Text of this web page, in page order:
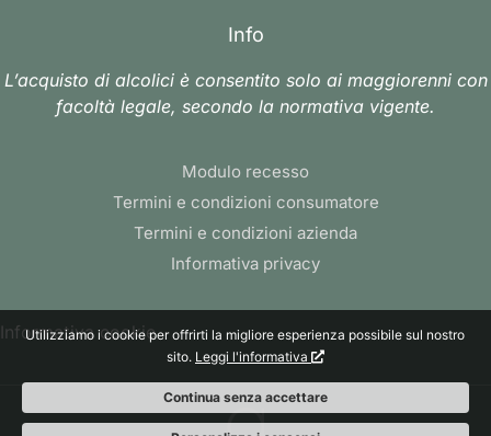
Info
L’acquisto di alcolici è consentito solo ai maggiorenni con
facoltà legale, secondo la normativa vigente.
Modulo recesso
Termini e condizioni consumatore
Termini e condizioni azienda
Informativa privacy
Informativa cookie
Utilizziamo i cookie per offrirti la migliore esperienza possibile sul nostro
sito. Leggi l'informativa
Continua senza accettare